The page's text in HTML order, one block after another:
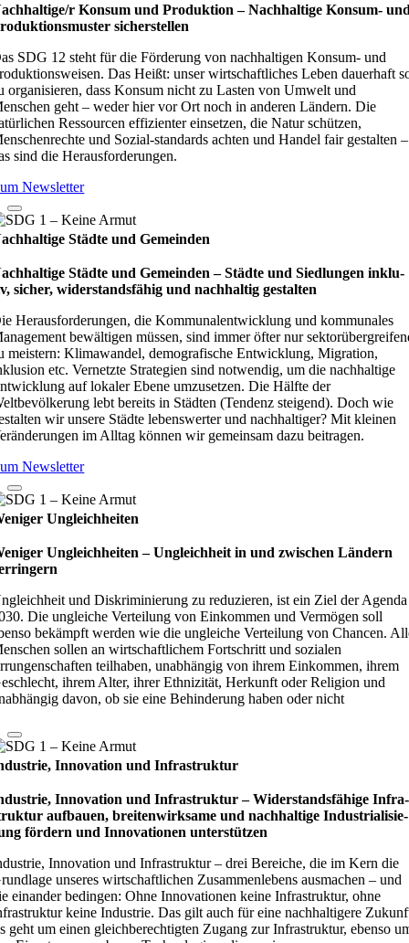
r Konsum und Produktion – Nach­hal­tige Kon­sum-
sicher­stel­len
SDG 12 steht für die Förderung von nachhaltigen Konsum- und
Das Heißt: unser wirtschaftliches Leben dauerhaft
organisieren, dass Konsum nicht zu Lasten von Umwelt und
geht – weder hier vor Ort noch in anderen Ländern. Die
Ressourcen effizienter einsetzen, die Natur schützen,
und Sozial-standards achten und Handel fair gestalten –
sind die Herausforderungen.
Newsletter
Städte und Gemeinden
Städte und Gemeinden – Städte und Sied­lun­gen inklu­
sicher, wider­stands­fä­hig und nach­hal­tig gestal­ten
Herausforderungen, die Kommunalentwicklung und kommunales
bewältigen müssen, sind immer öfter nur
meistern: Klimawandel, demografische Entwicklung, Migration,
etc. Vernetzte Strategien sind notwendig, um die nachhaltige
auf lokaler Ebene umzusetzen. Die Hälfte der
lebt bereits in Städten (Tendenz steigend). Doch wie
wir unsere Städte lebenswerter und nachhaltiger? Mit kleinen
im Alltag können wir gemeinsam dazu beitragen.
Newsletter
Ungleichheiten
Ungleichheiten – Ungleich­heit in und zwi­schen Län­dern
und Diskriminierung zu reduzieren, ist ein Ziel der Agenda
Die ungleiche Verteilung von Einkommen und Vermögen soll
bekämpft werden wie die ungleiche Verteilung von Chancen.
sollen an wirtschaftlichem Fortschritt und sozialen
teilhaben, unabhängig von ihrem Einkommen, ihrem
ihrem Alter, ihrer Ethnizität, Herkunft oder Religion und
davon, ob sie eine Behinderung haben oder nicht
Innovation und Infrastruktur
Innovation und Infrastruktur – Wider­stands­fä­hige Infra­
auf­bauen, brei­ten­wirk­same und nach­hal­tige Indu­stri­ali­sie­
för­dern und Inno­vati­o­nen unter­stüt­zen
Innovation und Infrastruktur – drei Bereiche, die im Kern die
unseres wirtschaftlichen Zusammenlebens ausmachen – und
einander bedingen: Ohne Innovationen keine Infrastruktur, ohne
keine Industrie. Das gilt auch für eine nachhaltigere
geht um einen gleichberechtigten Zugang zur Infrastruktur, ebenso